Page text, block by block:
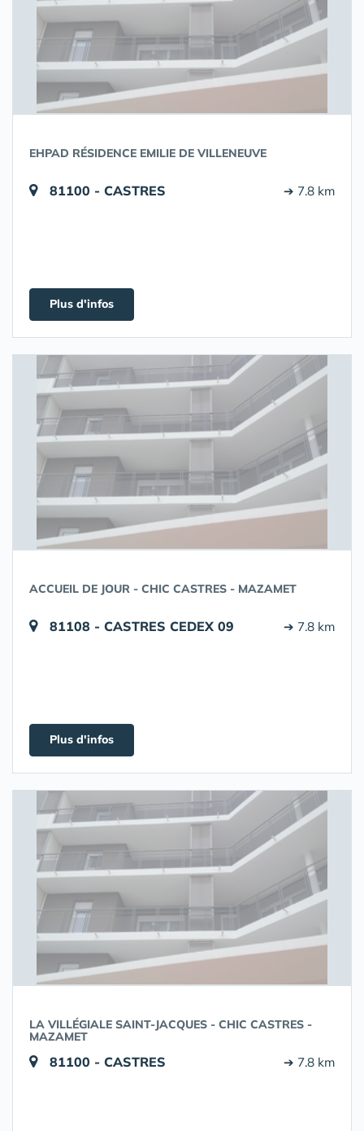
EHPAD RÉSIDENCE EMILIE DE VILLENEUVE
81100 - CASTRES ➔ 7.8 km
Plus d'infos
ACCUEIL DE JOUR - CHIC CASTRES - MAZAMET
81108 - CASTRES CEDEX 09 ➔ 7.8 km
Plus d'infos
LA VILLÉGIALE SAINT-JACQUES - CHIC CASTRES -
MAZAMET
81100 - CASTRES ➔ 7.8 km